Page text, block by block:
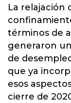
La relajación
términos de
generaron
de
que ya
esos
cierre de